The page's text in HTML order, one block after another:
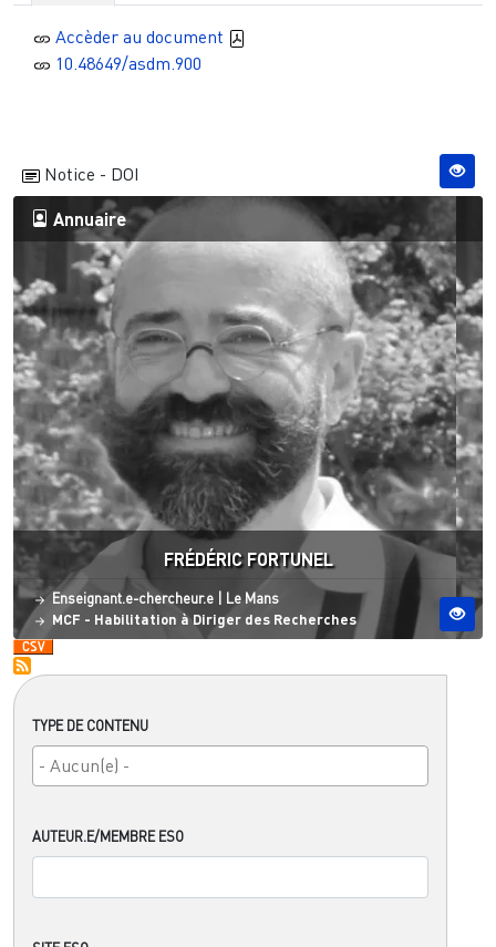
TYPE DE CONTENU
AUTEUR.E/MEMBRE ESO
Accèder au document
10.48649/asdm.900
Notice - DOI
Annuaire
FRÉDÉRIC FORTUNEL
Statut
Enseignant.e-chercheur.e Site ESO
Le Mans
MCF - Habilitation à Diriger des Recherches